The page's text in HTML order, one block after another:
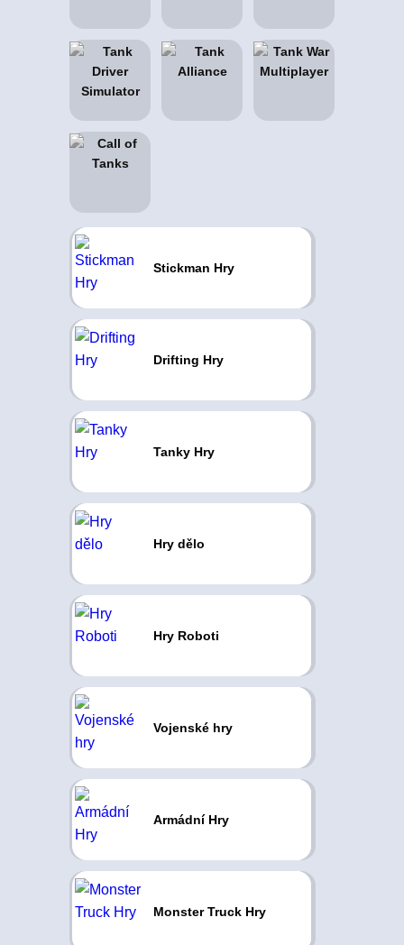
Stickman Hry
Drifting Hry
Tanky Hry
Hry dělo
Hry Roboti
Vojenské hry
Armádní Hry
Monster Truck Hry